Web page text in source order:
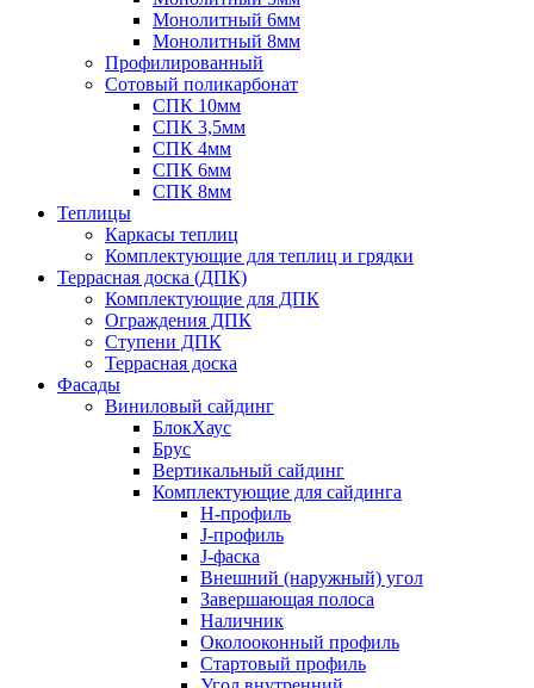
Монолитный 6мм
Монолитный 8мм
Профилированный
Сотовый поликарбонат
СПК 10мм
СПК 3,5мм
СПК 4мм
СПК 6мм
СПК 8мм
Теплицы
Каркасы теплиц
Комплектующие для теплиц и грядки
Террасная доска (ДПК)
Комплектующие для ДПК
Ограждения ДПК
Ступени ДПК
Террасная доска
Фасады
Виниловый сайдинг
БлокХаус
Брус
Вертикальный сайдинг
Комплектующие для сайдинга
H-профиль
J-профиль
J-фаска
Внешний (наружный) угол
Завершающая полоса
Наличник
Околооконный профиль
Стартовый профиль